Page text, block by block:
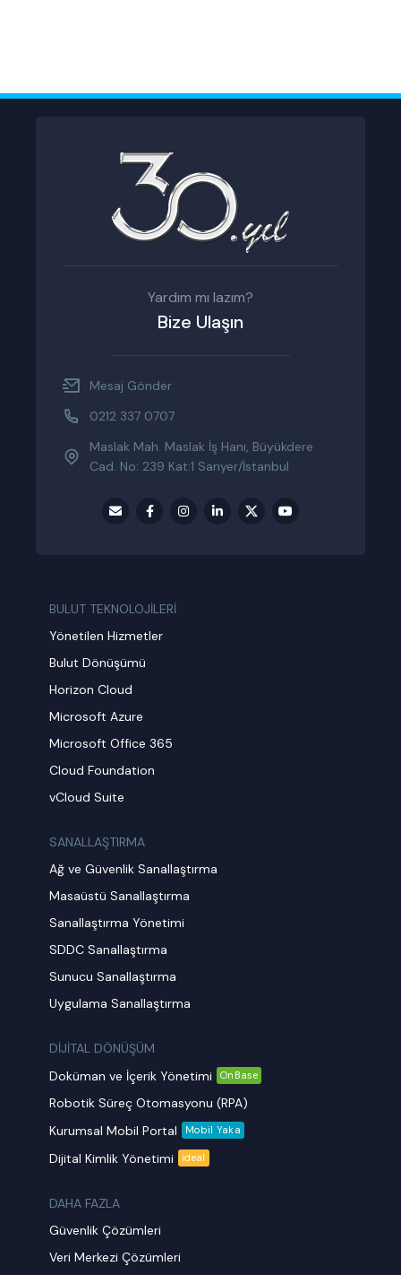
Yardım mı lazım?
Bize Ulaşın
Mesaj Gönder
0212 337 0707
Maslak Mah. Maslak İş Hanı, Büyükdere
Cad. No: 239 Kat:1 Sarıyer/İstanbul
BULUT TEKNOLOJİLERİ
Yönetilen Hizmetler
Bulut Dönüşümü
Horizon Cloud
Microsoft Azure
Microsoft Office 365
Cloud Foundation
vCloud Suite
SANALLAŞTIRMA
Ağ ve Güvenlik Sanallaştırma
Masaüstü Sanallaştırma
Sanallaştırma Yönetimi
SDDC Sanallaştırma
Sunucu Sanallaştırma
Uygulama Sanallaştırma
DİJİTAL DÖNÜŞÜM
Doküman ve İçerik Yönetimi
OnBase
Robotik Süreç Otomasyonu (RPA)
Kurumsal Mobil Portal
Mobil Yaka
Dijital Kimlik Yönetimi ideal
DAHA FAZLA
Güvenlik Çözümleri
Veri Merkezi Çözümleri